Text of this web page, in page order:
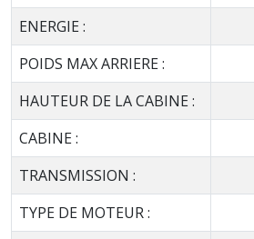
ENERGIE :
POIDS MAX ARRIERE :
HAUTEUR DE LA CABINE :
CABINE :
TRANSMISSION :
TYPE DE MOTEUR :